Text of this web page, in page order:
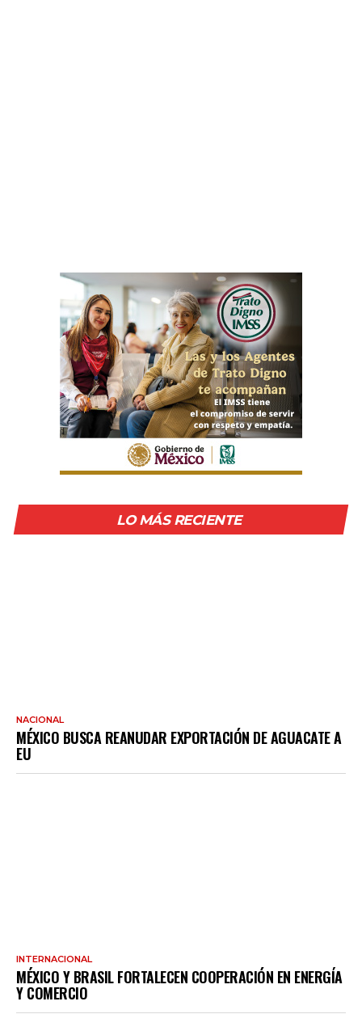
LO MÁS RECIENTE
NACIONAL
MÉXICO BUSCA REANUDAR EXPORTACIÓN DE AGUACATE A
EU
INTERNACIONAL
MÉXICO Y BRASIL FORTALECEN COOPERACIÓN EN ENERGÍA
Y COMERCIO